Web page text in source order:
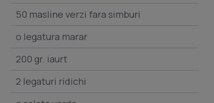
50 masline verzi fara simburi
o legatura marar
200 gr. iaurt
2 legaturi ridichi